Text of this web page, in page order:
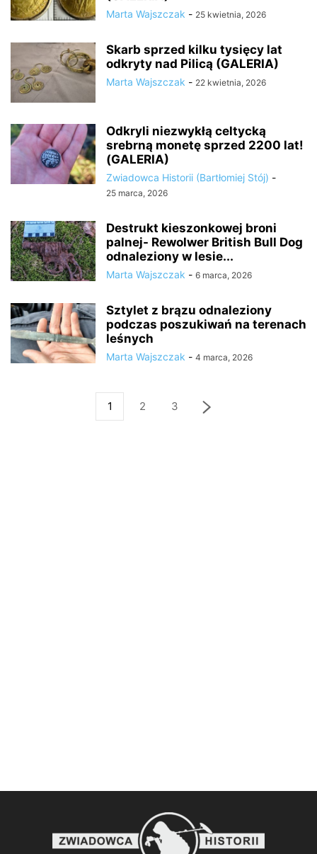
Marta Wajszczak - 25 kwietnia, 2026
Skarb sprzed kilku tysięcy lat
odkryty nad Pilicą (GALERIA)
Marta Wajszczak - 22 kwietnia, 2026
Odkryli niezwykłą celtycką
srebrną monetę sprzed 2200 lat!
(GALERIA)
Zwiadowca Historii (Bartłomiej Stój) -
25 marca, 2026
Destrukt kieszonkowej broni
palnej- Rewolwer British Bull Dog
odnaleziony w lesie...
Marta Wajszczak - 6 marca, 2026
Sztylet z brązu odnaleziony
podczas poszukiwań na terenach
leśnych
Marta Wajszczak - 4 marca, 2026
1 2 3